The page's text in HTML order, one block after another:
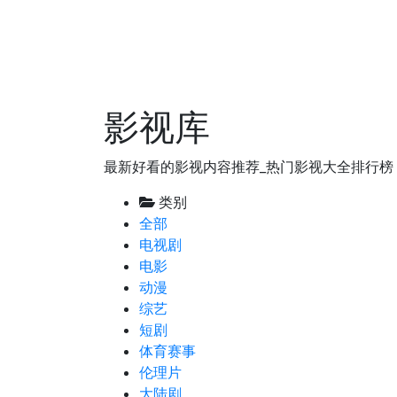
影视库
最新好看的影视内容推荐_热门影视大全排行榜
类别
全部
电视剧
电影
动漫
综艺
短剧
体育赛事
伦理片
大陆剧